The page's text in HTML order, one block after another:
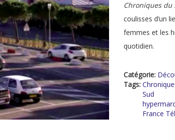
Chroniques du
coulisses d’un
femmes et les
quotidien.
Catégorie:
Tags:
Sud
France